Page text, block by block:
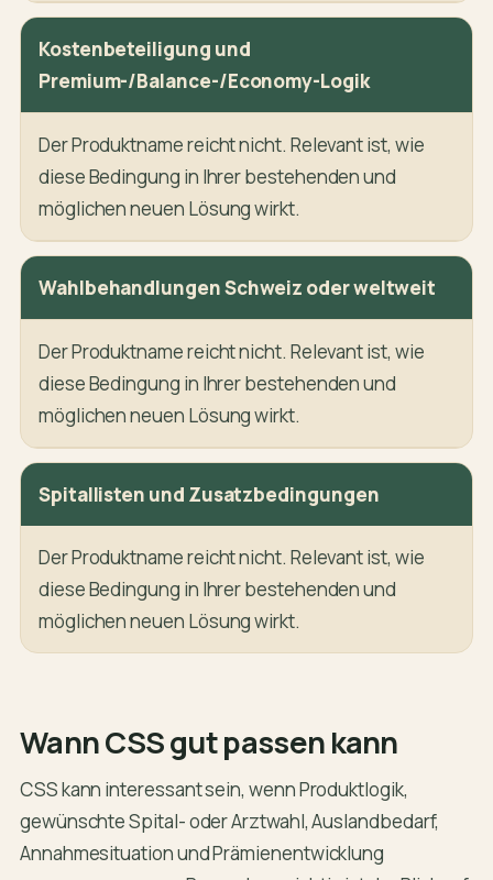
Kostenbeteiligung und
Premium-/Balance-/Economy-Logik
Der Produktname reicht nicht. Relevant ist, wie
diese Bedingung in Ihrer bestehenden und
möglichen neuen Lösung wirkt.
Wahlbehandlungen Schweiz oder weltweit
Der Produktname reicht nicht. Relevant ist, wie
diese Bedingung in Ihrer bestehenden und
möglichen neuen Lösung wirkt.
Spitallisten und Zusatzbedingungen
Der Produktname reicht nicht. Relevant ist, wie
diese Bedingung in Ihrer bestehenden und
möglichen neuen Lösung wirkt.
Wann CSS gut passen kann
CSS kann interessant sein, wenn Produktlogik,
gewünschte Spital- oder Arztwahl, Auslandbedarf,
Annahmesituation und Prämienentwicklung